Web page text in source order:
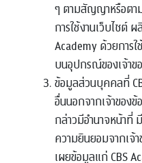
ๆ ตามสัญญาหรือตา
การใช้งานเว็บไซต์
Academy ด้วยการ
บนอุปกรณ์ของเจ้า
ข้อมูลส่วนบุคคลที่
อื่นนอกจากเจ้าของ
กล่าวมีอำนาจหน้าที่
ความยินยอมจากเจ้
เผยข้อมูลแก่ CBS